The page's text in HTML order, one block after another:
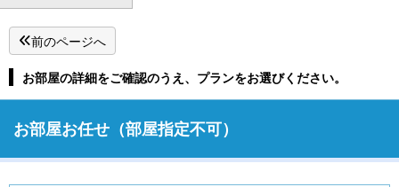
前のページへ
お部屋の詳細をご確認のうえ、プランをお選びください。
お部屋お任せ（部屋指定不可）